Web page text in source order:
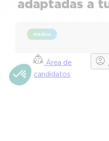
Área de
candidatos
adaptadas a
Médico